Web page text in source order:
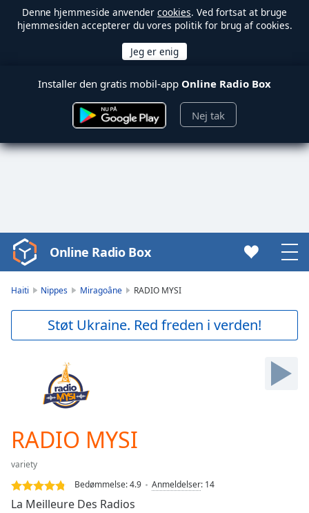
Denne hjemmeside anvender cookies. Ved fortsat at bruge
hjemmesiden accepterer du vores politik for brug af cookies.
Installer den gratis mobil-app Online Radio Box
Nej tak
Video
Player
Current
Time0:00
Duration
Loaded:
0.00%
Online Radio Box
Haiti Nippes Miragoâne RADIO MYSI
Støt Ukraine. Red freden i verden!
RADIO MYSI
variety
Bedømmelse:4.9 Anmeldelser: 14
La Meilleure Des Radios